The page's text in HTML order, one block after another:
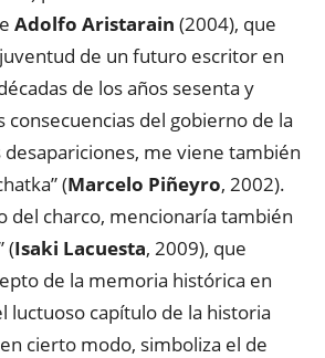
Adolfo Aristarain (2004), que
de un futuro escritor en
de los años sesenta y
consecuencias del gobierno de la
desapariciones, me viene también
(Marcelo Piñeyro, 2002).
del charco, mencionaría también
(Isaki Lacuesta, 2009), que
de la memoria histórica en
luctuoso capítulo de la historia
cierto modo, simboliza el de